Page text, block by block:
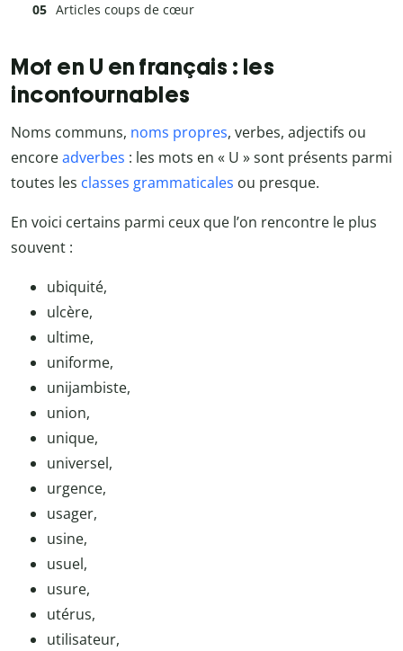
Articles coups de cœur
Mot en U en français : les
incontournables
Noms communs, noms propres, verbes, adjectifs ou
encoreadverbes : les mots en « U » sont présents parmi
toutes les classes grammaticales ou presque.
En voici certains parmi ceux que l’on rencontre le plus
souvent :
ubiquité,
ulcère,
ultime,
uniforme,
unijambiste,
union,
unique,
universel,
urgence,
usager,
usine,
usuel,
usure,
utérus,
utilisateur,